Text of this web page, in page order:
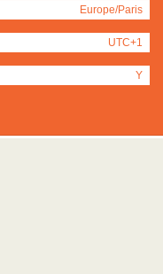
Europe/Paris
UTC+1
Y